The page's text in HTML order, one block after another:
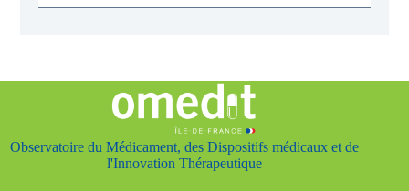
i
Observatoire du Médicament, des Dispositifs médicaux et de
l'Innovation Thérapeutique